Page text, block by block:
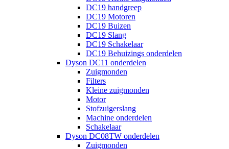
DC19 handgreep
DC19 Motoren
DC19 Buizen
DC19 Slang
DC19 Schakelaar
DC19 Behuizings onderdelen
Dyson DC11 onderdelen
Zuigmonden
Filters
Kleine zuigmonden
Motor
Stofzuigerslang
Machine onderdelen
Schakelaar
Dyson DC08TW onderdelen
Zuigmonden